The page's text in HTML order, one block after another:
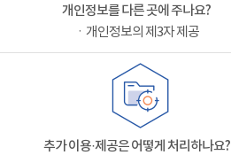
개인정보를 다른 곳에 주나요?
ㆍ개인정보의 제3자 제공
추가 이용·제공은 어떻게 처리하나요?